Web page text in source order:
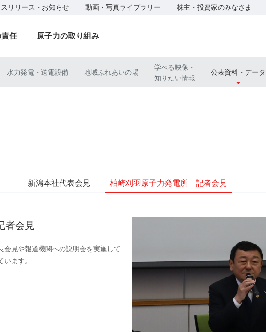
リリース・お知らせ 動画・写真ライブラリー 株主・投資家のみなさま
任 原子力の取り組み
水力発電・送電設備 地域ふれあいの場
学べる映像・
知りたい情報
公表資料・データ
新潟本社代表会見 柏崎刈羽原子力発電所 記者会見
者会見
会見や報道機関への説明会を実施して
ます。